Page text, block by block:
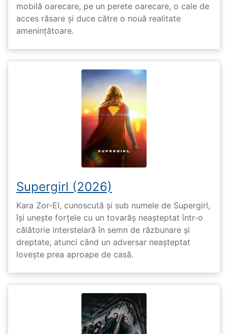
mobilă oarecare, pe un perete oarecare, o cale de
acces răsare și duce către o nouă realitate
amenințătoare.
Supergirl (2026)
Kara Zor-El, cunoscută și sub numele de Supergirl,
își unește forțele cu un tovarăș neașteptat într-o
călătorie interstelară în semn de răzbunare și
dreptate, atunci când un adversar neașteptat
lovește prea aproape de casă.